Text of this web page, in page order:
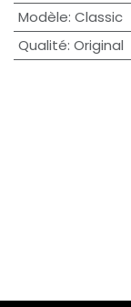
Modèle: Classic
Qualité: Original